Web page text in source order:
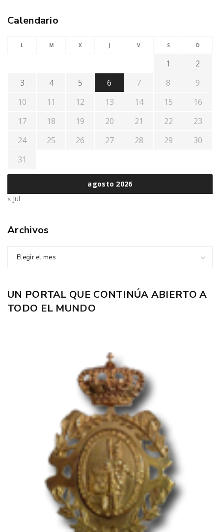
Calendario
agosto 2026
L M X J V S D
1
2
3
4 5 6 7 8
9
10
11 12 13 14 15
16
17
18 19 20 21 22
23
24
25 26 27 28 29
30
31
« Jul
Archivos
Elegir el mes
UN PORTAL QUE CONTINÚA ABIERTO A
TODO EL MUNDO